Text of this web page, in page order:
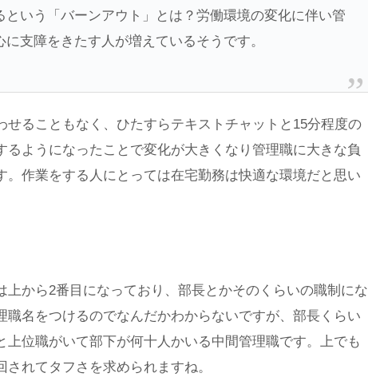
いう「バーンアウト」とは？労働環境の変化に伴い管
支障をきたす人が増えているそうです。
せることもなく、ひたすらテキストチャットと15分程度の
るようになったことで変化が大きくなり管理職に大きな負
。作業をする人にとっては在宅勤務は快適な環境だと思い
から2番目になっており、部長とかそのくらいの職制にな
職名をつけるのでなんだかわからないですが、部長くらい
上位職がいて部下が何十人かいる中間管理職です。上でも
れてタフさを求められますね。